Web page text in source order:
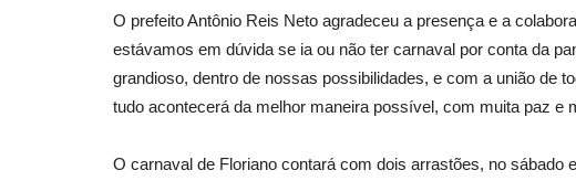
O prefeito Antônio Reis Neto agradeceu a presença e a
estávamos em dúvida se ia ou não ter carnaval por conta da
grandioso, dentro de nossas possibilidades, e com a união de
tudo acontecerá da melhor maneira possível, com muita paz e
O carnaval de Floriano contará com dois arrastões, no sábado